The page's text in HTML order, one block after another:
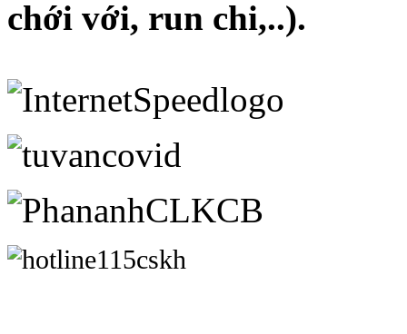
chới với, run chi,..).